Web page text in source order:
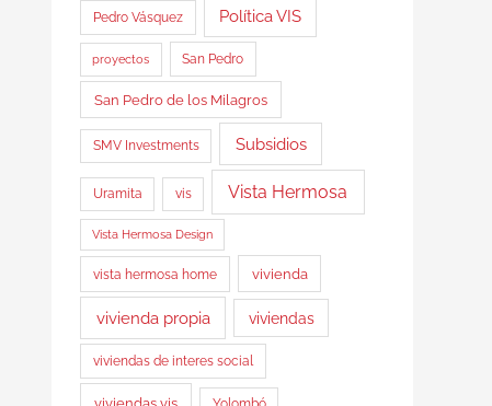
Pedro Vásquez Política VIS
proyectos San Pedro
San Pedro de los Milagros
SMV Investments Subsidios
Uramita vis Vista Hermosa
Vista Hermosa Design
vista hermosa home vivienda
vivienda propia viviendas
viviendas de interes social